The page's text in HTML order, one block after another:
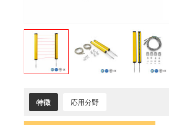
特徴 応用分野